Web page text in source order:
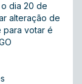
dia 20 de
alteração de
para votar é